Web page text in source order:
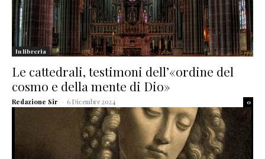
In libreria
Le cattedrali, testimoni dell’«ordine del
cosmo e della mente di Dio»
Redazione Sir - 6 Dicembre 2024 0